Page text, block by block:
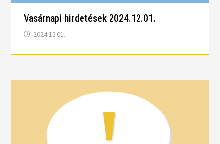
Vasárnapi hirdetések 2024.12.01.
2024.12.01.